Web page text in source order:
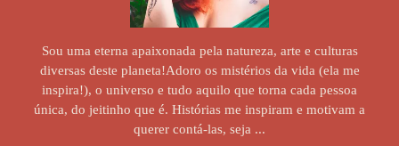
Sou uma eterna apaixonada pela natureza, arte e culturas
diversas deste planeta!Adoro os mistérios da vida (ela me
inspira!), o universo e tudo aquilo que torna cada pessoa
única, do jeitinho que é. Histórias me inspiram e motivam a
querer contá-las, seja ...